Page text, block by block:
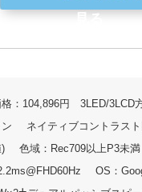
見る
格：104,896円 3LED/3LCD
ン
ネイティブコントラス
色域：Rec709以上P3未満
OS：